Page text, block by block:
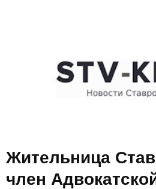
Жительница
член